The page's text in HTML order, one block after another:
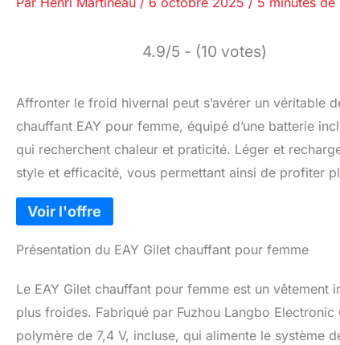
4.9/5 - (10 votes)
Affronter le froid hivernal peut s’avérer un véritable
chauffant EAY pour femme, équipé d’une batterie
qui recherchent chaleur et praticité. Léger et
style et efficacité, vous permettant ainsi de profiter
Présentation du EAY Gilet chauffant pour femme
Le EAY Gilet chauffant pour femme est un
plus froides. Fabriqué par Fuzhou Langbo
polymère de 7,4 V, incluse, qui alimente le système